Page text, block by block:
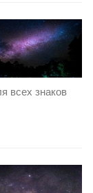
всех знаков